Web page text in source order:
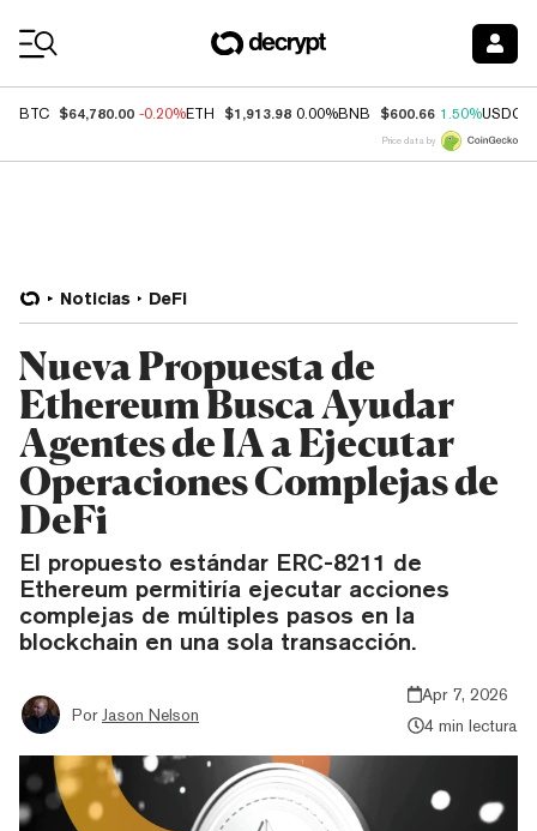
BTC $64,780.00 -0.20%ETH $1,913.98 0.00%BNB $600.66 1.50%USDC
Price data by
Noticias DeFi
Nueva Propuesta de
Ethereum Busca Ayudar
Agentes de IA a Ejecutar
Operaciones Complejas de
DeFi
El propuesto estándar ERC-8211 de
Ethereum permitiría ejecutar acciones
complejas de múltiples pasos en la
blockchain en una sola transacción.
Por Jason Nelson
Apr 7, 2026
4 min lectura